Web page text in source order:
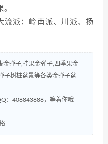
流派：岭南派、川派、扬
金弹子,挂果金弹子,四季果金
子树桩盆景等各类金弹子盆
：408843888，等着你哦